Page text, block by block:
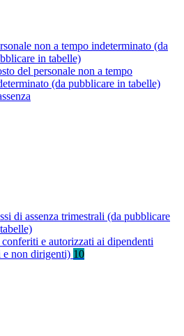
non a tempo indeterminato (da
in tabelle)
del personale non a tempo
(da pubblicare in tabelle)
di assenza trimestrali (da pubblicare
e autorizzati ai dipendenti
e non dirigenti) 10